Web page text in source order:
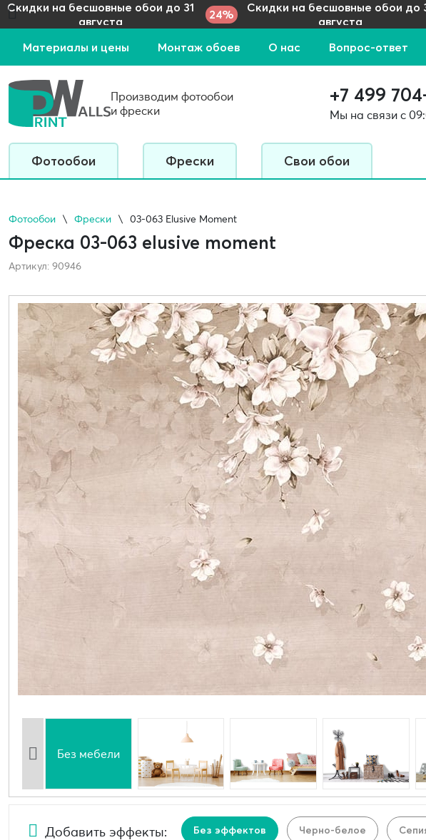
Скидки на бесшовные обои до 31
августа
24%
Скидки на бесшовные обои до
августа
Материалы и цены Монтаж обоев О нас Вопрос-ответ
Производим фотообои
и фрески
+7 499
Мы на связи с
Фотообои Фрески Свои обои
Фотообои Фрески 03-063 Elusive Moment
Фреска 03-063 elusive moment
Артикул: 90946
Без мебели
Добавить эффекты: Без эффектов Черно-белое